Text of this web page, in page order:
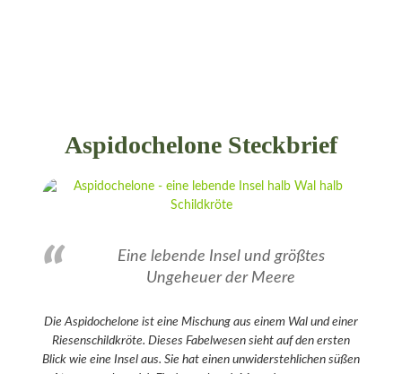
Aspidochelone Steckbrief
Eine lebende Insel und größtes
Ungeheuer der Meere
Die Aspidochelone ist eine Mischung aus einem Wal und einer
Riesenschildkröte. Dieses Fabelwesen sieht auf den ersten
Blick wie eine Insel aus. Sie hat einen unwiderstehlichen süßen